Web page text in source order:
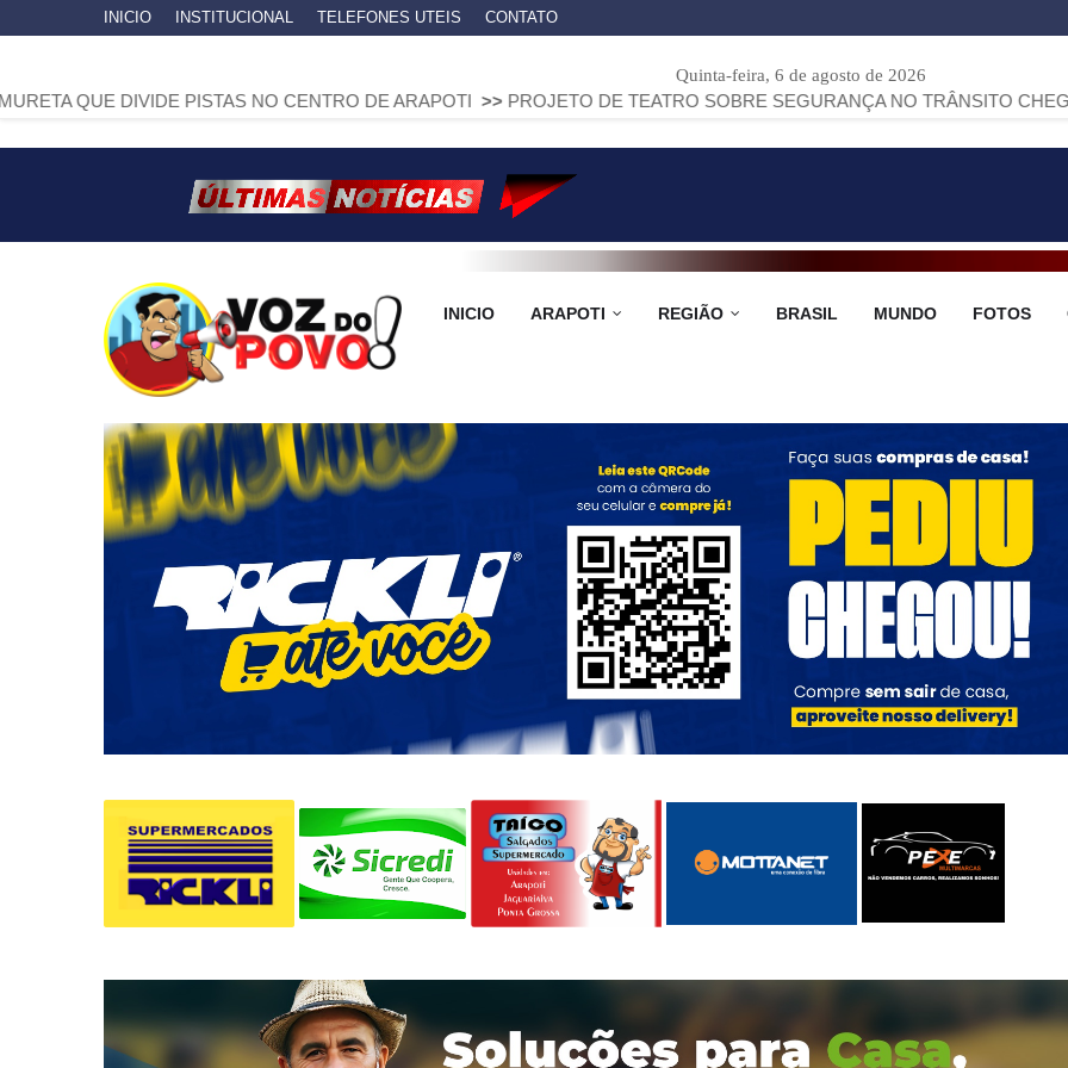
INICIO INSTITUCIONAL TELEFONES UTEIS CONTATO
Quinta-feira, 6 de agosto de 2026
PISTAS NO CENTRO DE ARAPOTI >> PROJETO DE TEATRO SOBRE SEGURANÇA NO TRÂNSITO CHEGA A ARAPOTI.
INICIO ARAPOTI REGIÃO BRASIL MUNDO FOTOS